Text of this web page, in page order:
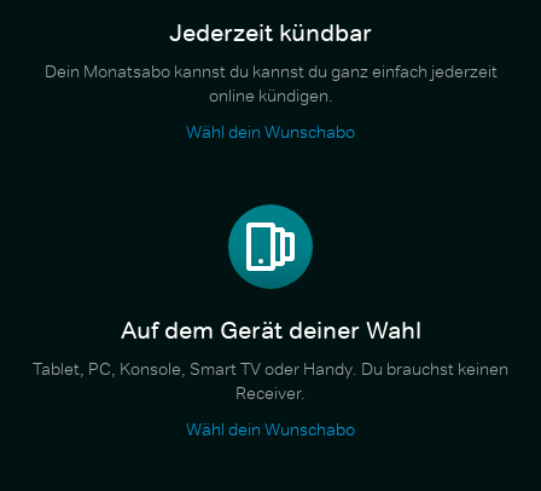
Jederzeit kündbar
Dein Monatsabo kannst du kannst du ganz einfach jederzeit
online kündigen.
Wähl dein Wunschabo
Auf dem Gerät deiner Wahl
Tablet, PC, Konsole, Smart TV oder Handy. Du brauchst keinen
Receiver.
Wähl dein Wunschabo